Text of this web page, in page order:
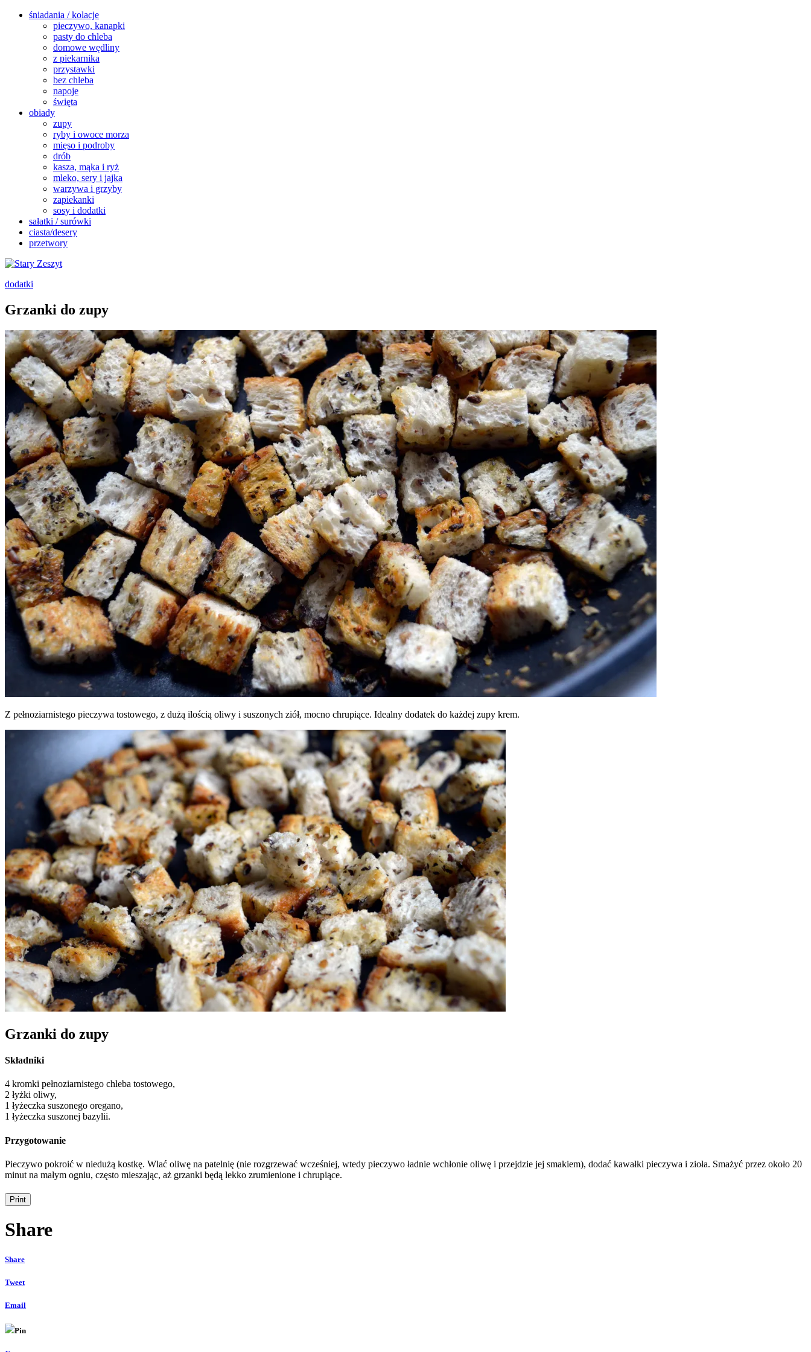
śniadania / kolacje
pieczywo, kanapki
pasty do chleba
domowe wędliny
z piekarnika
przystawki
bez chleba
napoje
święta
obiady
zupy
ryby i owoce morza
mięso i podroby
drób
kasza, mąka i ryż
mleko, sery i jajka
warzywa i grzyby
zapiekanki
sosy i dodatki
sałatki / surówki
ciasta/desery
przetwory
dodatki
Grzanki do zupy
Z pełnoziarnistego pieczywa tostowego, z dużą ilością oliwy i suszonych ziół, mocno chrupiące. Idealny dodatek do każdej zupy krem.
Grzanki do zupy
Składniki
4 kromki pełnoziarnistego chleba tostowego,
2 łyżki oliwy,
1 łyżeczka suszonego oregano,
1 łyżeczka suszonej bazylii.
Przygotowanie
Pieczywo pokroić w niedużą kostkę. Wlać oliwę na patelnię (nie rozgrzewać wcześniej, wtedy pieczywo ładnie wchłonie oliwę i przejdzie jej smakiem), dodać kawałki pieczywa i zioła. Smażyć przez około 20
minut na małym ogniu, często mieszając, aż grzanki będą lekko zrumienione i chrupiące.
Share
Share
Tweet
Email
Pin